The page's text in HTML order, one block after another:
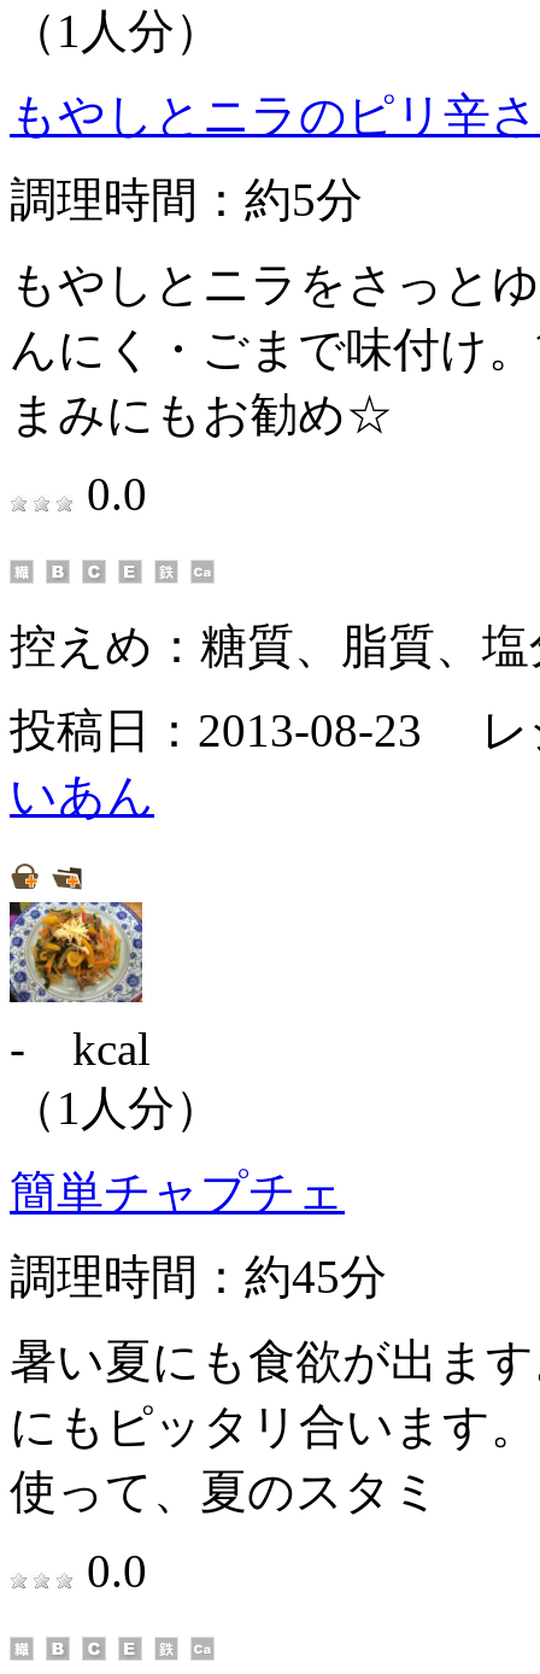
（1人分）
もやしとニラのピリ辛
調理時間：約5分
もやしとニラをさっと
んにく・ごまで味付け
まみにもお勧め☆
0.0
控えめ： 糖質、脂質、
投稿日：2013-08-23
いあん
- kcal
（1人分）
簡単チャプチェ
調理時間：約45分
暑い夏にも食欲が出ま
にもピッタリ合います
使って、夏のスタミ
0.0